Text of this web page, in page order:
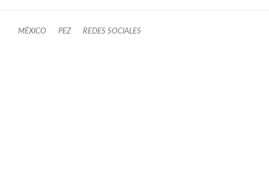
MÉXICO PEZ REDES SOCIALES